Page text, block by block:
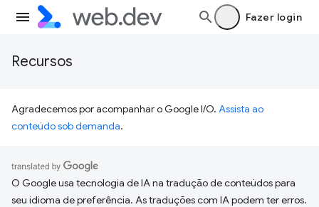
Fazer login
Recursos
Agradecemos por acompanhar o Google I/O. Assista ao
conteúdo sob demanda.
O Google usa tecnologia de IA na tradução de conteúdos para
seu idioma de preferência. As traduções com IA podem ter erros.